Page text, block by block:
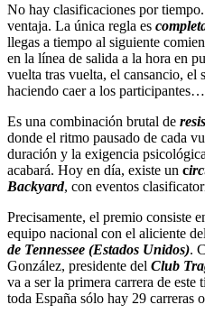
No hay clasificaciones por
ventaja. La única regla es
llegas a tiempo al siguiente
en la línea de salida a la hora en
vuelta tras vuelta, el cansancio, el
haciendo caer a los
Es una combinación brutal de
donde el ritmo pausado de cada
duración y la exigencia
acabará. Hoy en día, existe un c
Backyard, con eventos
Precisamente, el premio consiste
equipo nacional con el aliciente del
de Tennessee (Estados Unidos).
González, presidente del Club
va a ser la primera carrera de
toda España sólo hay 29 carreras